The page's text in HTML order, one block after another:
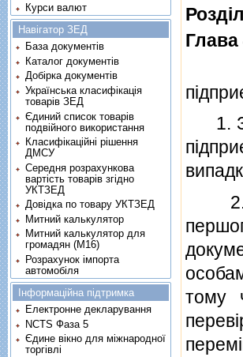
1.
2.
тому
Курси валют
Навігатор ЗЕД
База документів
Каталог документів
Добірка документів
Українська класифікація
товарів ЗЕД
Єдиний список товарів
подвійного використання
Класифікаційні рішення
ДМСУ
Середня розрахункова
вартість товарів згідно
УКТЗЕД
Довідка по товару УКТЗЕД
Митний калькулятор
Митний калькулятор для
громадян (М16)
Розрахунок імпорта
автомобіля
Інформаційна підтримка
Електронне декларування
NCTS Фаза 5
Єдине вікно для міжнародної
торгівлі